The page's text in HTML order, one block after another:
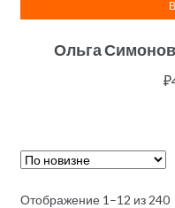
Ольга
₽
Отображение 1–12 из 240